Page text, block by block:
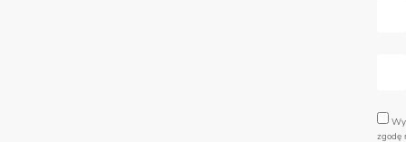
zgodę